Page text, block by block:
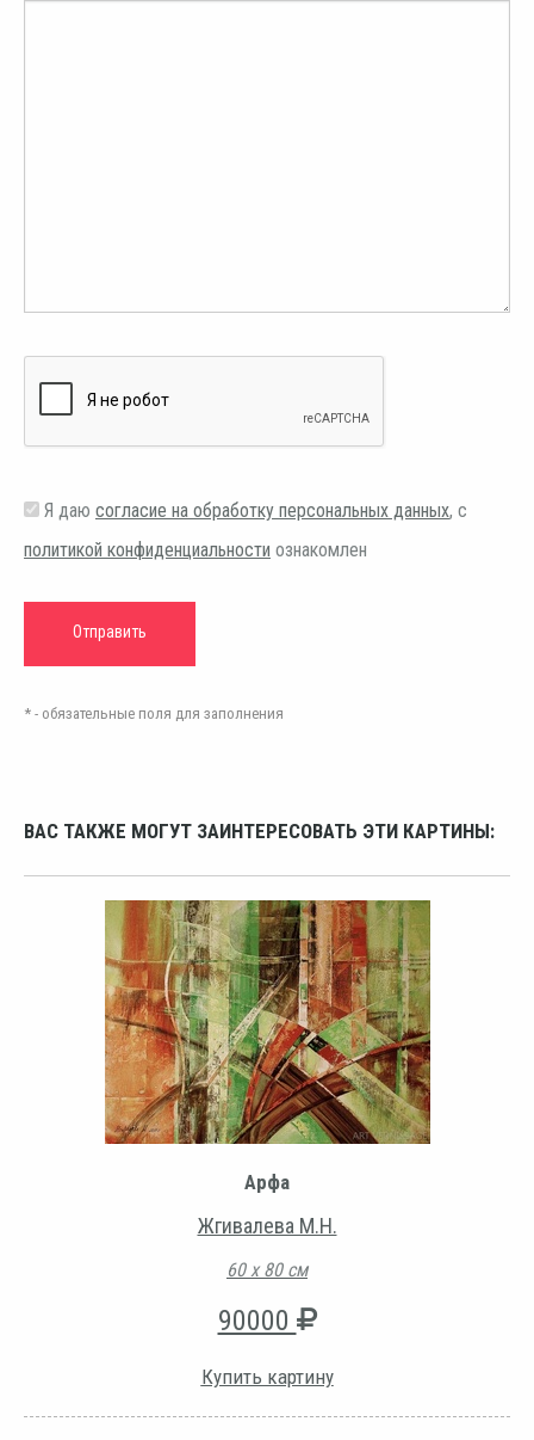
Я даю согласие на обработку персональных данных, с
политикой конфиденциальности ознакомлен
* - обязательные поля для заполнения
ВАС ТАКЖЕ МОГУТ ЗАИНТЕРЕСОВАТЬ ЭТИ КАРТИНЫ:
Арфа
Жгивалева М.Н.
60 х 80 см
90000
Купить картину